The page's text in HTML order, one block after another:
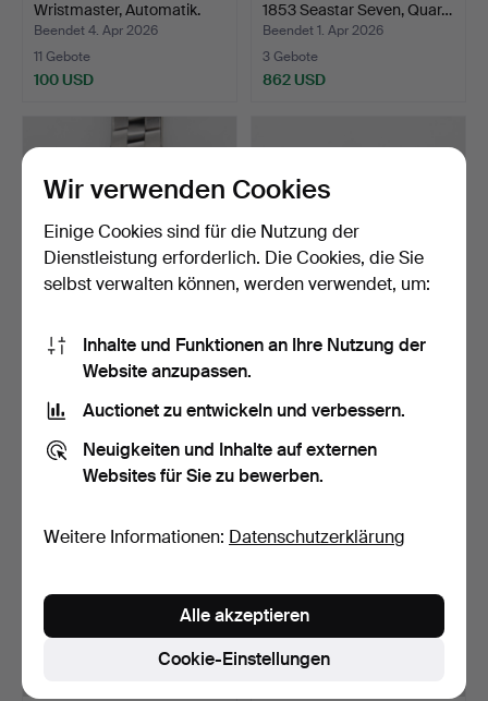
Wristmaster, Automatik.
Beendet 4. Apr 2026
11 Gebote
100 USD
1853 Seastar Seven, Quar…
Beendet 1. Apr 2026
3 Gebote
862 USD
BREITLING Superocean,
A17360, Automatische…
18 Gebote
737 USD
OMEGA Seamaster
169 USD
Wir verwenden Cookies
Einige Cookies sind für die Nutzung der
Dienstleistung erforderlich. Die Cookies, die Sie
selbst verwalten können, werden verwendet, um:
Inhalte und Funktionen an Ihre Nutzung der
Website anzupassen.
Auctionet zu entwickeln und verbessern.
Neuigkeiten und Inhalte auf externen
Websites für Sie zu bewerben.
Weitere Informationen: Datenschutzerklärung
Cookie-Einstellungen
Alle akzeptieren